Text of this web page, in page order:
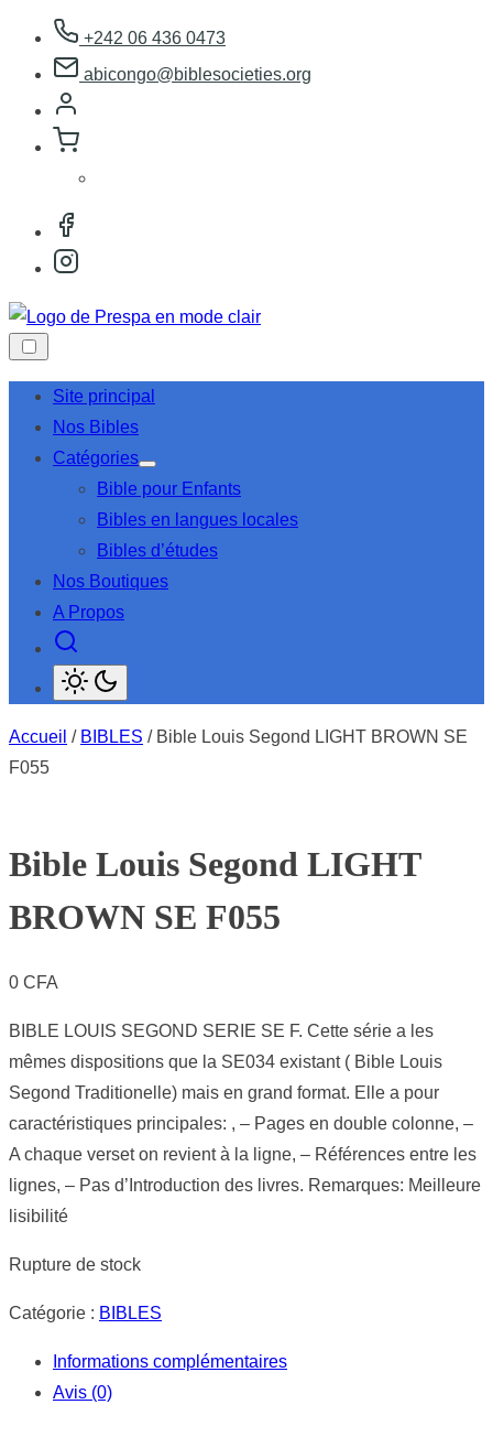
contenu
+242 06 436 0473
abicongo@biblesocieties.org
Site principal
Nos Bibles
Catégories
Afficher
le
menu
Bible pour Enfants
Bibles en langues locales
Bibles d’études
Nos Boutiques
A Propos
Accueil / BIBLES / Bible Louis Segond LIGHT BROWN SE
F055
Bible Louis Segond LIGHT
BROWN SE F055
0 CFA
BIBLE LOUIS SEGOND SERIE SE F. Cette série a les
mêmes dispositions que la SE034 existant ( Bible Louis
Segond Traditionelle) mais en grand format. Elle a pour
caractéristiques principales: , – Pages en double colonne, –
A chaque verset on revient à la ligne, – Références entre les
lignes, – Pas d’Introduction des livres. Remarques: Meilleure
lisibilité
Rupture de stock
Catégorie : BIBLES
Informations complémentaires
Avis (0)